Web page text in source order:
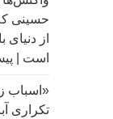
حسینی
از
است |
«اسباب
تکراری